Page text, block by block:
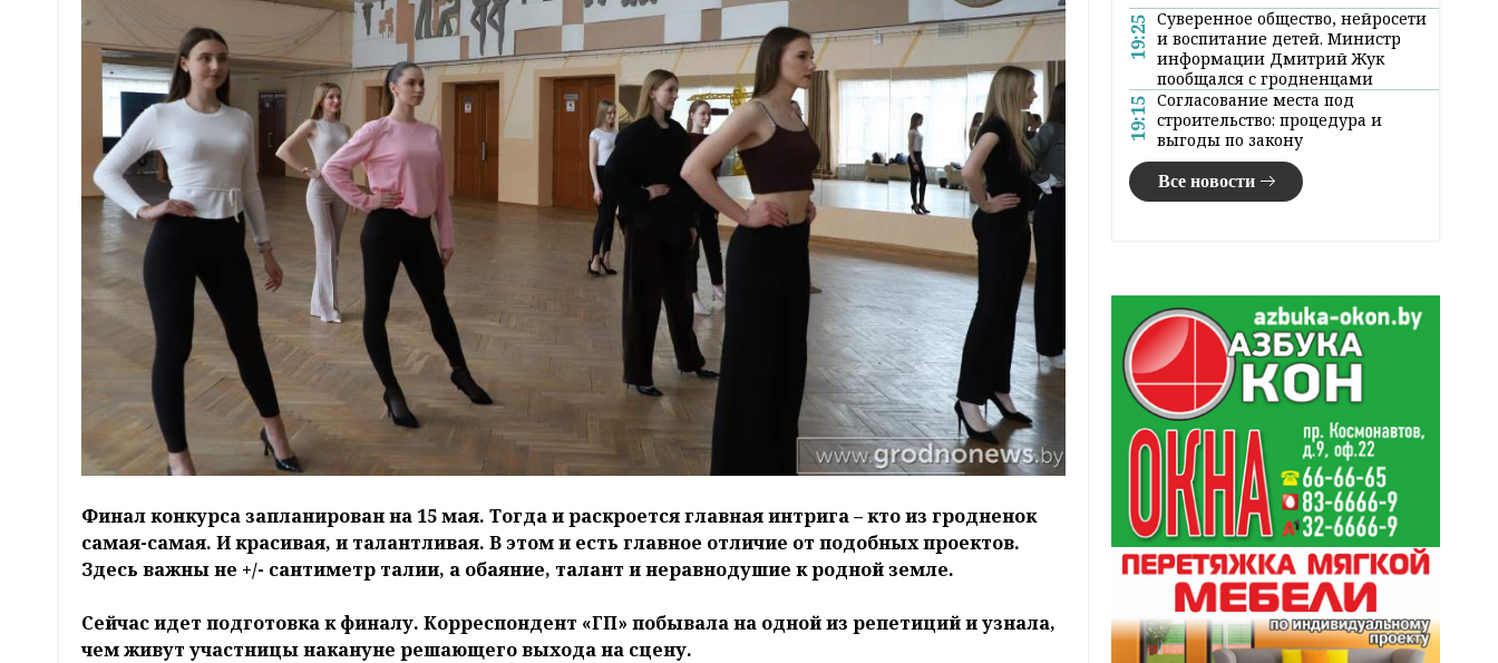
Финал конкурса запланирован на 15 мая. Тогда и раскроется главная интрига – кто из гродненок
самая-самая. И красивая, и талантливая. В этом и есть главное отличие от подобных проектов.
Здесь важны не +/- сантиметр талии, а обаяние, талант и неравнодушие к родной земле.
Сейчас идет подготовка к финалу. Корреспондент «ГП» побывала на одной из репетиций и узнала,
чем живут участницы накануне решающего выхода на сцену.
19:25 Суверенное общество, нейросети
и воспитание детей. Министр
информации Дмитрий Жук
пообщался с гродненцами
19:15 Согласование места под
строительство: процедура и
выгоды по закону
Все новости